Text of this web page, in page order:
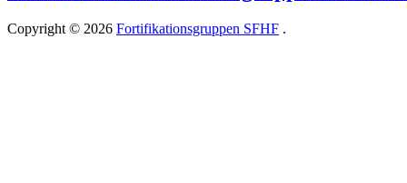
Copyright © 2026 Fortifikationsgruppen SFHF .